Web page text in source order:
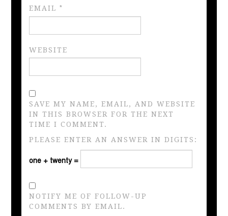
EMAIL*
WEBSITE
SAVE MY NAME, EMAIL, AND WEBSITE
IN THIS BROWSER FOR THE NEXT
TIME I COMMENT.
PLEASE ENTER AN ANSWER IN DIGITS:
one + twenty =
NOTIFY ME OF FOLLOW-UP
COMMENTS BY EMAIL.